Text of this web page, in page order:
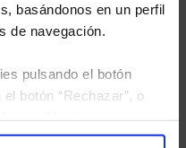
basándonos en un perfil
de navegación.
pulsando el botón
botón “Rechazar”, o
Política